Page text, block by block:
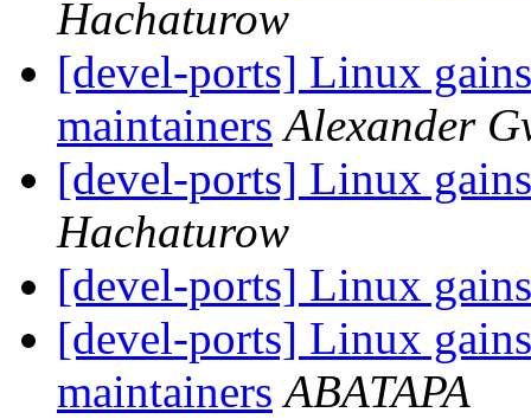
Hachaturow
[devel-ports] Linux
maintainers Alexander
[devel-ports] Linux
Hachaturow
[devel-ports] Linux
[devel-ports] Linux
maintainers ABATAPA